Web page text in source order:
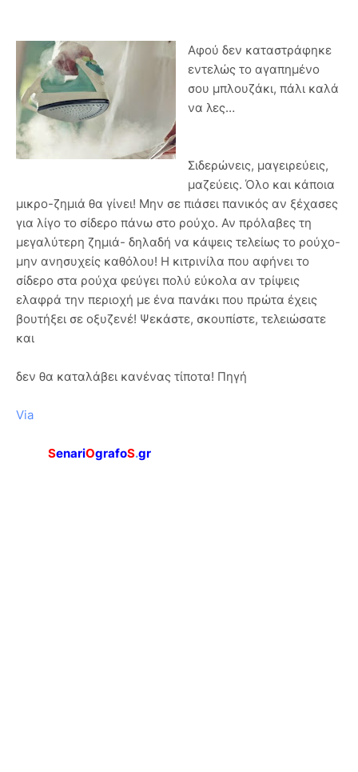
Αφού δεν καταστράφηκε
εντελώς το αγαπημένο
σου μπλουζάκι, πάλι καλά
να λες…
Σιδερώνεις, μαγειρεύεις,
μαζεύεις. Όλο και κάποια
μικρο-ζημιά θα γίνει! Μην σε πιάσει πανικός αν ξέχασες
για λίγο το σίδερο πάνω στο ρούχο. Αν πρόλαβες τη
μεγαλύτερη ζημιά- δηλαδή να κάψεις τελείως το ρούχο-
μην ανησυχείς καθόλου! Η κιτρινίλα που αφήνει το
σίδερο στα ρούχα φεύγει πολύ εύκολα αν τρίψεις
ελαφρά την περιοχή με ένα πανάκι που πρώτα έχεις
βουτήξει σε οξυζενέ! Ψεκάστε, σκουπίστε, τελειώσατε
και
δεν θα καταλάβει κανένας τίποτα! Πηγή
Via
SenariOgrafoS.gr